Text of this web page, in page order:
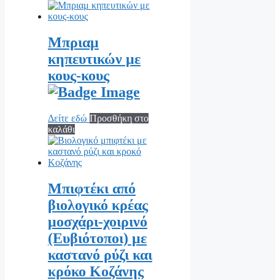
Μπριαμ
κηπευτικών με
κους-κους
Δείτε εδώ Προσθήκη στο
καλάθι
Μπιφτέκι από
βιολογικό κρέας
μοσχάρι-χοιρινό
(Ευβιότοποι) με
καστανό ρύζι και
κρόκο Κοζάνης